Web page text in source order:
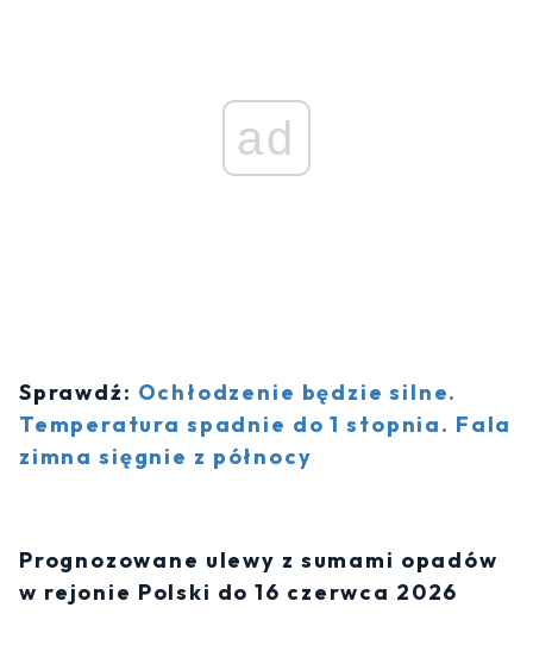
ad
Sprawdź: Ochłodzenie będzie silne.
Temperatura spadnie do 1 stopnia. Fala
zimna sięgnie z północy
Prognozowane ulewy z sumami opadów
w rejonie Polski do 16 czerwca 2026